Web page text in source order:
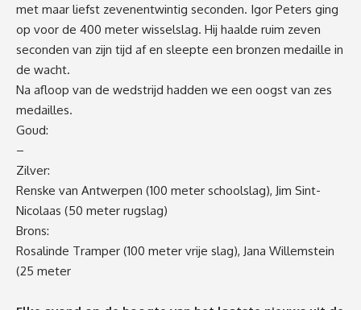
met maar liefst zevenentwintig seconden. Igor Peters ging
op voor de 400 meter wisselslag. Hij haalde ruim zeven
seconden van zijn tijd af en sleepte een bronzen medaille in
de wacht.
Na afloop van de wedstrijd hadden we een oogst van zes
medailles.
Goud:
–
Zilver:
Renske van Antwerpen (100 meter schoolslag), Jim Sint-
Nicolaas (50 meter rugslag)
Brons:
Rosalinde Tramper (100 meter vrije slag), Jana Willemstein
(25 meter